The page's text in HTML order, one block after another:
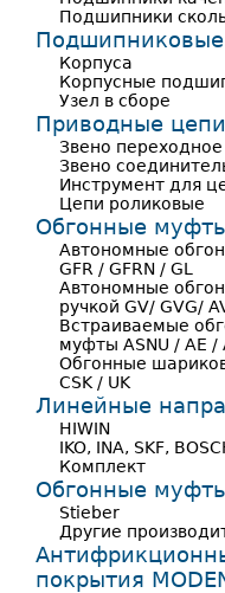
Подшипники
Корпуса
Корпусные
Узел в сборе
Приводные цепи
Звено переходное
Звено
Инструмент для
Цепи роликовые
Обгонные
Автономные
GFR / GFRN / GL
Автономные
ручкой GV/ GVG/
Встраиваемые
муфты ASNU / AE /
Обгонные
CSK / UK
Линейные
HIWIN
IKO, INA, SKF,
Комплект
Обгонные
Stieber
Другие
покрытия